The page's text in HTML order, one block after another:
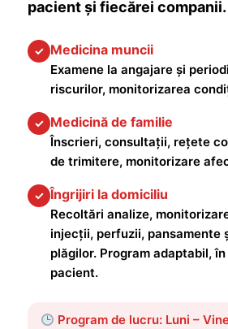
pacient și fiecărei companii.
✓ Medicina muncii
Examene la angajare și
riscurilor, monitorizarea
✓ Medicină de familie
Înscrieri, consultații, rețete
de trimitere, monitorizare
✓ Îngrijiri la domiciliu
Recoltări analize,
injecții, perfuzii, pansamente
plăgilor. Program adaptabil,
pacient.
Program de lucru: Luni –